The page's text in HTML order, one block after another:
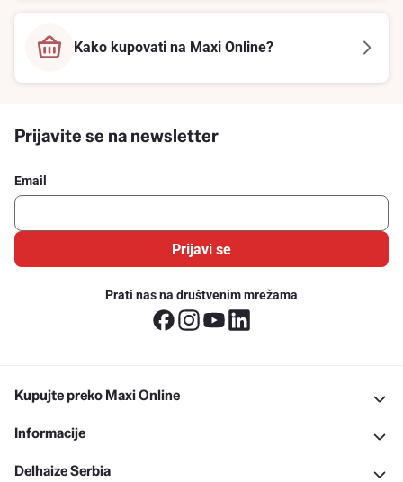
Kako kupovati na Maxi Online?
Prijavite se na newsletter
Email
Prijavi se
Prati nas na društvenim mrežama
Kupujte preko Maxi Online
Informacije
Delhaize Serbia